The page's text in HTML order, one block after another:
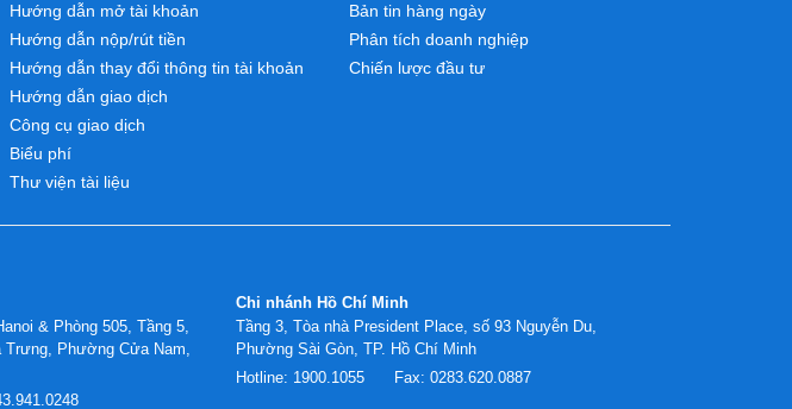
Hướng dẫn mở tài khoản
Hướng dẫn nộp/rút tiền
Hướng dẫn thay đổi thông tin tài khoản
Hướng dẫn giao dịch
Công cụ giao dịch
Biểu phí
Thư viện tài liệu
Bản tin hàng ngày
Phân tích doanh nghiệp
Chiến lược đầu tư
& Phòng 505, Tầng 5,
Trưng, Phường Cửa Nam,
Chi nhánh Hồ Chí Minh
Tầng 3, Tòa nhà President Place, số 93 Nguyễn Du,
Phường Sài Gòn, TP. Hồ Chí Minh
Hotline: 1900.1055 Fax: 0283.620.0887